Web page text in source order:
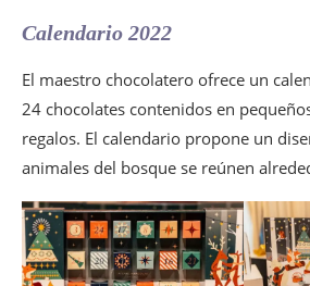
Calendario 2022
El maestro chocolatero ofrece un
24 chocolates contenidos en
regalos. El calendario propone un
animales del bosque se reúnen